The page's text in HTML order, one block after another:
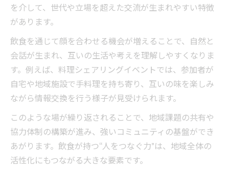
を介して、世代や立場を超えた交流が生まれやすい特徴
があります。
飲食を通じて顔を合わせる機会が増えることで、自然と
会話が生まれ、互いの生活や考えを理解しやすくなりま
す。例えば、料理シェアリングイベントでは、参加者が
自宅や地域施設で手料理を持ち寄り、互いの味を楽しみ
ながら情報交換を行う様子が見受けられます。
このような場が繰り返されることで、地域課題の共有や
協力体制の構築が進み、強いコミュニティの基盤ができ
あがります。飲食が持つ“人をつなぐ力”は、地域全体の
活性化にもつながる大きな要素です。